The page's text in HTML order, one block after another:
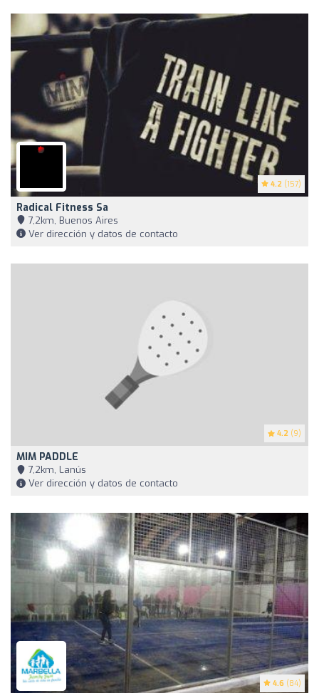
4.2 (157)
Radical Fitness Sa
7,2km, Buenos Aires
Ver dirección y datos de contacto
4.2 (9)
MIM PADDLE
7,2km, Lanús
Ver dirección y datos de contacto
4.6 (84)